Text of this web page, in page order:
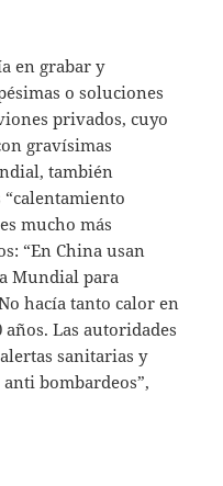
en grabar y
o soluciones
privados, cuyo
gravísimas
también
mucho más
“En China usan
Mundial para
hacía tanto calor en
años. Las autoridades
sanitarias y
bombardeos”,